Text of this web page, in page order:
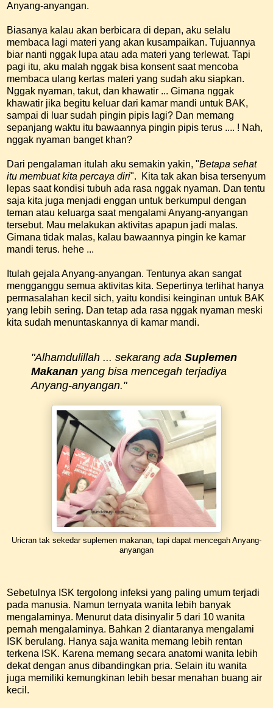
Anyang-anyangan.
Biasanya kalau akan berbicara di depan, aku selalu
membaca lagi materi yang akan kusampaikan. Tujuannya
biar nanti nggak lupa atau ada materi yang terlewat. Tapi
pagi itu, aku malah nggak bisa konsent saat mencoba
membaca ulang kertas materi yang sudah aku siapkan.
Nggak nyaman, takut, dan khawatir ... Gimana nggak
khawatir jika begitu keluar dari kamar mandi untuk BAK,
sampai di luar sudah pingin pipis lagi? Dan memang
sepanjang waktu itu bawaannya pingin pipis terus .... ! Nah,
nggak nyaman banget khan?
Dari pengalaman itulah aku semakin yakin, "Betapa sehat
itu membuat kita percaya diri". Kita tak akan bisa tersenyum
lepas saat kondisi tubuh ada rasa nggak nyaman. Dan tentu
saja kita juga menjadi enggan untuk berkumpul dengan
teman atau keluarga saat mengalami Anyang-anyangan
tersebut. Mau melakukan aktivitas apapun jadi malas.
Gimana tidak malas, kalau bawaannya pingin ke kamar
mandi terus. hehe ...
Itulah gejala Anyang-anyangan. Tentunya akan sangat
mengganggu semua aktivitas kita. Sepertinya terlihat hanya
permasalahan kecil sich, yaitu kondisi keinginan untuk BAK
yang lebih sering. Dan tetap ada rasa nggak nyaman meski
kita sudah menuntaskannya di kamar mandi.
"Alhamdulillah ... sekarang ada Suplemen
Makanan yang bisa mencegah terjadiya
Anyang-anyangan."
Uricran tak sekedar suplemen makanan, tapi dapat mencegah Anyang-
anyangan
Sebetulnya ISK tergolong infeksi yang paling umum terjadi
pada manusia. Namun ternyata wanita lebih banyak
mengalaminya. Menurut data disinyalir 5 dari 10 wanita
pernah mengalaminya. Bahkan 2 diantaranya mengalami
ISK berulang. Hanya saja wanita memang lebih rentan
terkena ISK. Karena memang secara anatomi wanita lebih
dekat dengan anus dibandingkan pria. Selain itu wanita
juga memiliki kemungkinan lebih besar menahan buang air
kecil.